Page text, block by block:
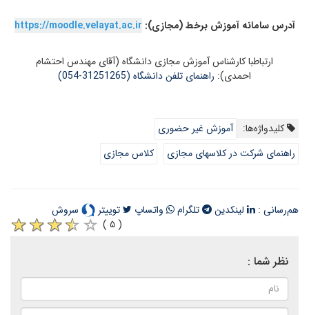
آدرس سامانه آموزش برخط (مجازی): https://moodle.velayat.ac.ir
ارتباطبا کارشناس آموزش مجازی دانشگاه (آقای مهندس احتشام
احمدی): راهنمای تلفن دانشگاه (31251265-054)
کلیدواژه‌ها:
آموزش غیر حضوری
راهنمای شرکت در کلاسهای مجازی
کلاس مجازی
هم‌رسانی : لینکدین تلگرام واتساپ توییتر
سروش
( ۵ )
نظر شما :